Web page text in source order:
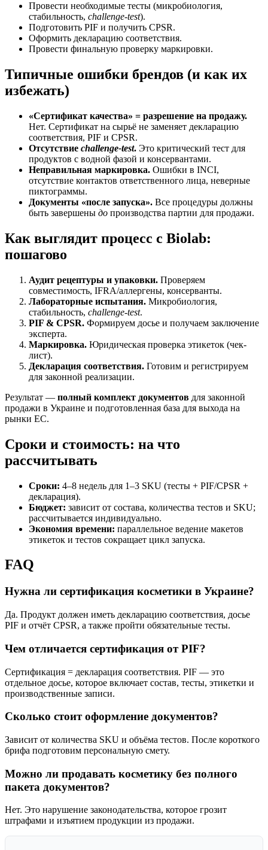
Провести необходимые тесты (микробиология,
стабильность, challenge-test).
Подготовить PIF и получить CPSR.
Оформить декларацию соответствия.
Провести финальную проверку маркировки.
Типичные ошибки брендов (и как их
избежать)
«Сертификат качества» = разрешение на продажу.
Нет. Сертификат на сырьё не заменяет декларацию
соответствия, PIF и CPSR.
Отсутствие challenge-test. Это критический тест для
продуктов с водной фазой и консервантами.
Неправильная маркировка. Ошибки в INCI,
отсутствие контактов ответственного лица, неверные
пиктограммы.
Документы «после запуска». Все процедуры должны
быть завершены до производства партии для продажи.
Как выглядит процесс с Biolab:
пошагово
Аудит рецептуры и упаковки. Проверяем
совместимость, IFRA/аллергены, консерванты.
Лабораторные испытания. Микробиология,
стабильность, challenge-test.
PIF & CPSR. Формируем досье и получаем заключение
эксперта.
Маркировка. Юридическая проверка этикеток (чек-
лист).
Декларация соответствия. Готовим и регистрируем
для законной реализации.
Результат — полный комплект документов для законной
продажи в Украине и подготовленная база для выхода на
рынки ЕС.
Сроки и стоимость: на что
рассчитывать
Сроки: 4–8 недель для 1–3 SKU (тесты + PIF/CPSR +
декларация).
Бюджет: зависит от состава, количества тестов и SKU;
рассчитывается индивидуально.
Экономия времени: параллельное ведение макетов
этикеток и тестов сокращает цикл запуска.
FAQ
Нужна ли сертификация косметики в Украине?
Да. Продукт должен иметь декларацию соответствия, досье
PIF и отчёт CPSR, а также пройти обязательные тесты.
Чем отличается сертификация от PIF?
Сертификация = декларация соответствия. PIF — это
отдельное досье, которое включает состав, тесты, этикетки и
производственные записи.
Сколько стоит оформление документов?
Зависит от количества SKU и объёма тестов. После короткого
брифа подготовим персональную смету.
Можно ли продавать косметику без полного
пакета документов?
Нет. Это нарушение законодательства, которое грозит
штрафами и изъятием продукции из продажи.